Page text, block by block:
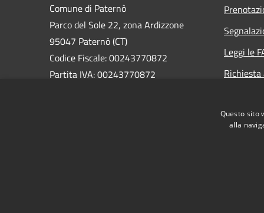
Comune di Paternò
Parco del Sole 22, zona Ardizzone
95047 Paternò (CT)
Codice Fiscale: 00243770872
Partita IVA: 00243770872
Leggi le
Questo sito
alla